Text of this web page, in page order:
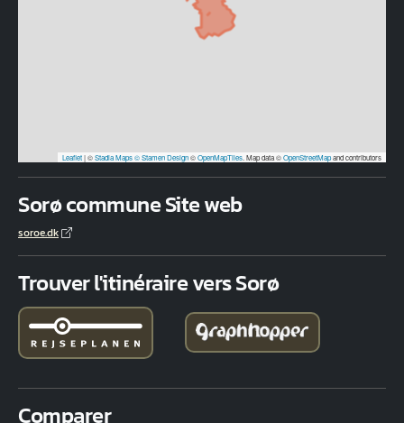
Leaflet|©Stadia Maps© Stamen Design©OpenMapTiles. Map data ©OpenStreetMapand contributors
Sorø commune Site web
soroe.dk
Trouver l'itinéraire vers Sorø
Comparer